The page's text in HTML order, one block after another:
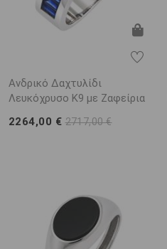
Ανδρικό Δαχτυλίδι
Λευκόχρυσο K9 με Ζαφείρια
2264,00 € 2717,00 €